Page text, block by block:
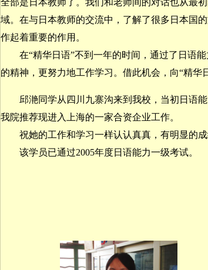
全部是日本教师了。我们和老师间的对话也从最
域。在与日本教师的交流中，了解了很多日本国
作起着重要的作用。
在“精华日语”不到一年的时间，通过了日语能
的精神，更努力地工作学习。借此机会，向“精华
邱滟同学从四川九寨沟来到我校，当初日语能
我院推荐现进入上海的一家合资企业工作。
祝她的工作和学习一样认认真真，有明显的成
该学员已通过2005年度日语能力一级考试。